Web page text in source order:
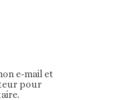
e-mail et
pour